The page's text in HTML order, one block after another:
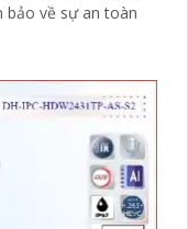
bảo về sự an toàn